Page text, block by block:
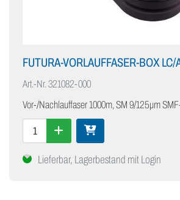
FUTURA-VORLAUFFASER-BOX LC/
Art.-Nr.321082-000
Vor-/Nachlauffaser 1000m, SM 9/125µm
Lieferbar, Lagerbestand mit Login